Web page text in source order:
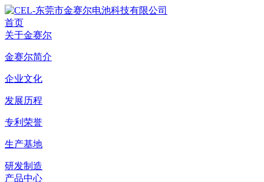
首页
关于金赛尔
金赛尔简介
企业文化
发展历程
专利荣誉
生产基地
研发制造
产品中心